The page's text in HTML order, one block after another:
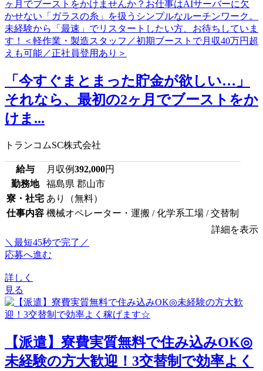
「今すぐまとまった貯金が欲しい…」
それなら、最初の2ヶ月でブーストをか
けま...
トランコムSC株式会社
給与 月収例392,000円
勤務地
福島県 郡山市
寮・社宅 あり（無料）
仕事内容 機械オペレーター・運搬 / 化学系工場 / 交替制
詳細を表示
＼最短45秒で完了／
応募へ進む
詳しく
見る
【派遣】寮費実質無料で住み込みOK◎
未経験の方大歓迎！3交替制で効率よく